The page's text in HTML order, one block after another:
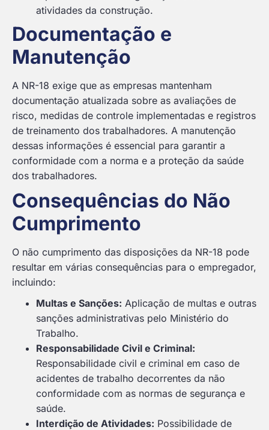
atividades da construção.
Documentação e
Manutenção
A NR-18 exige que as empresas mantenham
documentação atualizada sobre as avaliações de
risco, medidas de controle implementadas e registros
de treinamento dos trabalhadores. A manutenção
dessas informações é essencial para garantir a
conformidade com a norma e a proteção da saúde
dos trabalhadores.
Consequências do Não
Cumprimento
O não cumprimento das disposições da NR-18 pode
resultar em várias consequências para o empregador,
incluindo:
Multas e Sanções: Aplicação de multas e outras
sanções administrativas pelo Ministério do
Trabalho.
Responsabilidade Civil e Criminal:
Responsabilidade civil e criminal em caso de
acidentes de trabalho decorrentes da não
conformidade com as normas de segurança e
saúde.
Interdição de Atividades: Possibilidade de